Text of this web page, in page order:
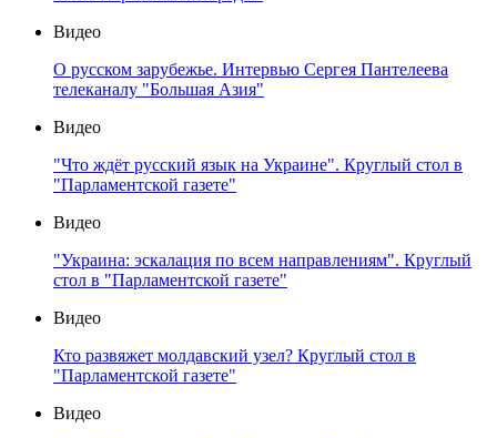
Видео
О русском зарубежье. Интервью Сергея Пантелеева
телеканалу "Большая Азия"
Видео
"Что ждёт русский язык на Украине". Круглый стол в
"Парламентской газете"
Видео
"Украина: эскалация по всем направлениям". Круглый
стол в "Парламентской газете"
Видео
Кто развяжет молдавский узел? Круглый стол в
"Парламентской газете"
Видео